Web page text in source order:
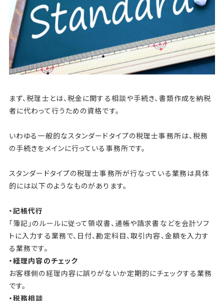
まず、税理士とは、税金に関する相談や手続き、書類作成を納税
者に代わって行うための資格です。
いわゆる一般的なスタンダードタイプの税理士事務所は、税務
の手続きをメインに行っている事務所です。
スタンダードタイプの税理士事務所が行なっている業務は具体
的には以下のようなものがあります。
・記帳代行
「簿記」のルールに従って領収書、通帳や請求書などを会計ソフ
トに入力する業務で、日付、勘定科目、取引内容、金額を入力す
る業務です。
・経理内容のチェック
お客様側の経理内容に誤りがないか定期的にチェックする業務
です。
・税務相談